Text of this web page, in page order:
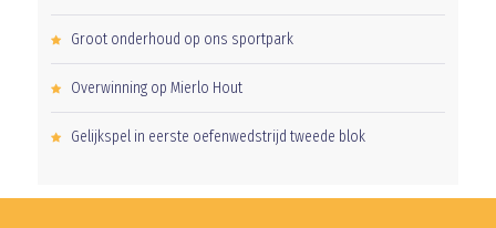
Groot onderhoud op ons sportpark
Overwinning op Mierlo Hout
Gelijkspel in eerste oefenwedstrijd tweede blok